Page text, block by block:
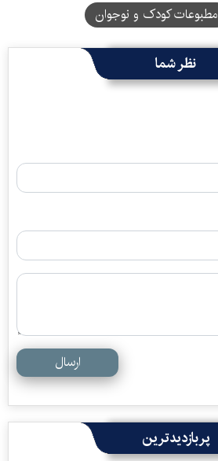
مطبوعات کودک و نوجوان
نظر شما
ارسال
پربازدیدترین